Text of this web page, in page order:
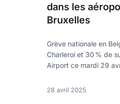
dans les
Bruxelles
Grève nationale en
Charleroi et 30 % de
Airport ce mardi 29
28 avril 2025